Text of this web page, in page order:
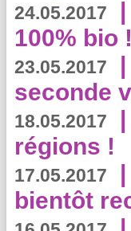
24.05.2017 |
100% bio !
23.05.2017 |
seconde
18.05.2017 |
régions !
17.05.2017 |
bientôt